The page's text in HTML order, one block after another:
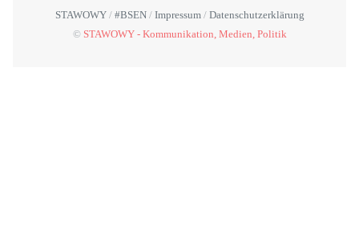
STAWOWY #BSEN Impressum
Datenschutzerklärung
© STAWOWY - Kommunikation, Medien, Politik